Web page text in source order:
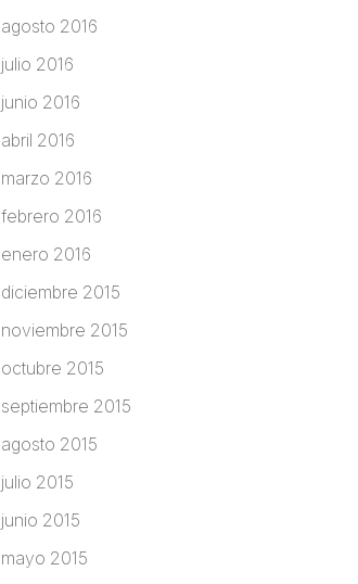
agosto 2016
julio 2016
junio 2016
abril 2016
marzo 2016
febrero 2016
enero 2016
diciembre 2015
noviembre 2015
octubre 2015
septiembre 2015
agosto 2015
julio 2015
junio 2015
mayo 2015